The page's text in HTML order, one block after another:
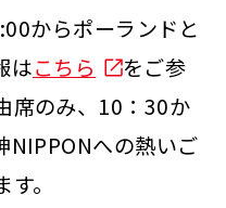
からポーランドと
はこちら
をご参
席のみ、10：30か
NIPPONへの熱いご
。